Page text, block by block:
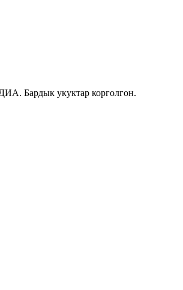
Бардык укуктар корголгон.